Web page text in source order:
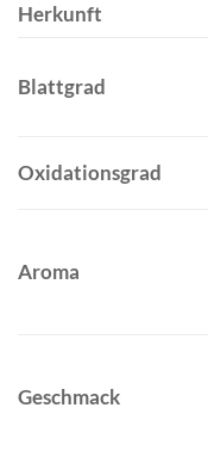
Herkunft
Blattgrad
Oxidationsgrad
Aroma
Geschmack